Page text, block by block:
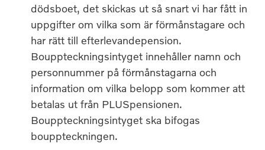
dödsboet, det skickas ut så snart vi har fått in
uppgifter om vilka som är förmånstagare och
har rätt till efterlevandepension.
Bouppteckningsintyget innehåller namn och
personnummer på förmånstagarna och
information om vilka belopp som kommer att
betalas ut från PLUSpensionen.
Bouppteckningsintyget ska bifogas
bouppteckningen.